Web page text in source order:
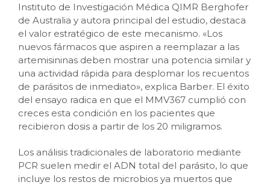
Instituto de Investigación Médica QIMR Berghofer
de Australia y autora principal del estudio, destaca
el valor estratégico de este mecanismo. «Los
nuevos fármacos que aspiren a reemplazar a las
artemisininas deben mostrar una potencia similar y
una actividad rápida para desplomar los recuentos
de parásitos de inmediato», explica Barber. El éxito
del ensayo radica en que el MMV367 cumplió con
creces esta condición en los pacientes que
recibieron dosis a partir de los 20 miligramos.
Los análisis tradicionales de laboratorio mediante
PCR suelen medir el ADN total del parásito, lo que
incluye los restos de microbios ya muertos que